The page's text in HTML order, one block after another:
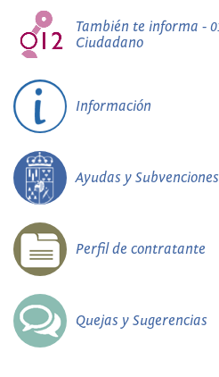
También te informa -
Ciudadano
Información
Ayudas y Subvenciones
Perfil de contratante
Quejas y Sugerencias